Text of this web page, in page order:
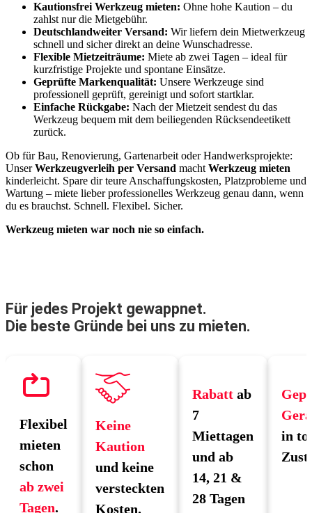
Kautionsfrei Werkzeug mieten: Ohne hohe Kaution – du
zahlst nur die Mietgebühr.
Deutschlandweiter Versand: Wir liefern dein Mietwerkzeug
schnell und sicher direkt an deine Wunschadresse.
Flexible Mietzeiträume: Miete ab zwei Tagen – ideal für
kurzfristige Projekte und spontane Einsätze.
Geprüfte Markenqualität: Unsere Werkzeuge sind
professionell geprüft, gereinigt und sofort startklar.
Einfache Rückgabe: Nach der Mietzeit sendest du das
Werkzeug bequem mit dem beiliegenden Rücksendeetikett
zurück.
Ob für Bau, Renovierung, Gartenarbeit oder Handwerksprojekte:
UnserWerkzeugverleih per Versand macht Werkzeug mieten
kinderleicht. Spare dir teure Anschaffungskosten, Platzprobleme und
Wartung – miete lieber professionelles Werkzeug genau dann, wenn
du es brauchst. Schnell. Flexibel. Sicher.
Werkzeug mieten war noch nie so einfach.
Für jedes Projekt gewappnet.
Die beste Gründe bei uns zu mieten.
Flexibel
mieten
schon
ab zwei
Tagen.
Keine
Kaution
und keine
versteckten
Kosten.
Rabatt ab
7
Miettagen
und ab
14, 21 &
28 Tagen
in